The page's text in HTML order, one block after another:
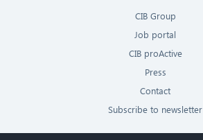
CIB Group
Job portal
CIB proActive
Press
Contact
Subscribe to newsletter